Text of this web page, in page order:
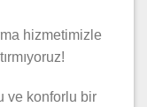
hizmetimizle
ve konforlu bir